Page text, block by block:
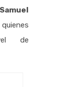
quienes
de